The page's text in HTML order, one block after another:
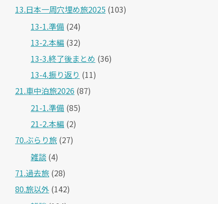
13.日本一周穴埋め旅2025 (103)
13-1.準備 (24)
13-2.本編 (32)
13-3.終了後まとめ (36)
13-4.振り返り (11)
21.車中泊旅2026 (87)
21-1.準備 (85)
21-2.本編 (2)
70.ぶらり旅 (27)
雑談 (4)
71.過去旅 (28)
80.旅以外 (142)